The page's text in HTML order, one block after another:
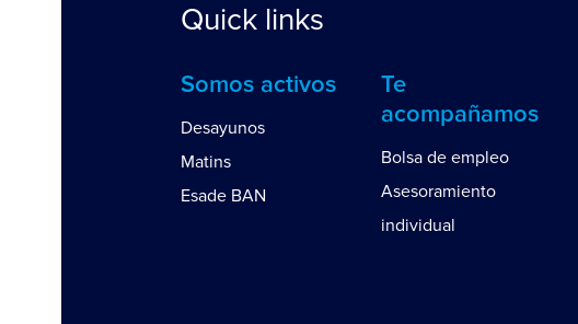
Quick links
Somos activos
Desayunos
Matins
Esade BAN
Te
acompañamos
Bolsa de empleo
Asesoramiento
individual